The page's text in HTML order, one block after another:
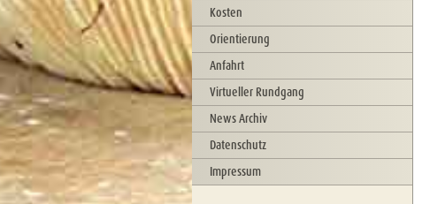
Kosten
Orientierung
Anfahrt
Virtueller Rundgang
News Archiv
Datenschutz
Impressum